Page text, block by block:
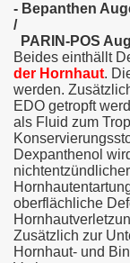
- Bepanthen
/
PARIN-POS
Beides einthällt
der Hornhaut.
werden.
EDO getropft
als Fluid zum
Dexpanthenol
oberflächliche
Zusätzlich zur
Hornhaut- und